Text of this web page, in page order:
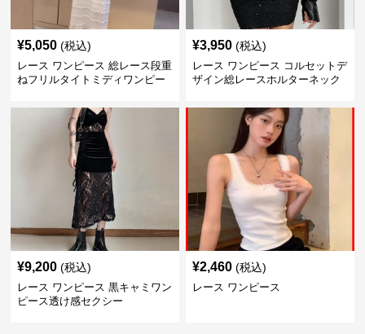
¥5,050 (税込)
レース ワンピース 総レース段重
ねフリルタイトミディワンピー
¥3,950 (税込)
レース ワンピース コルセットデ
ザイン総レースホルターネック
¥9,200 (税込)
レース ワンピース 黒キャミワン
ピース透け感セクシー
¥2,460 (税込)
レース ワンピース